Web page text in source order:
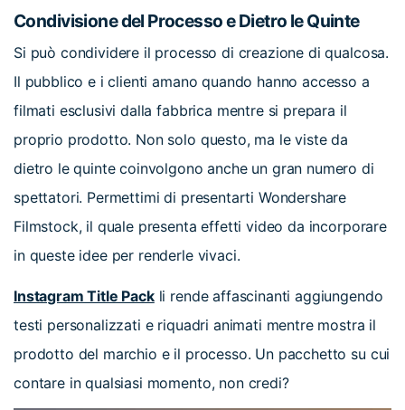
Condivisione del Processo e Dietro le Quinte
Si può condividere il processo di creazione di qualcosa.
Il pubblico e i clienti amano quando hanno accesso a
filmati esclusivi dalla fabbrica mentre si prepara il
proprio prodotto. Non solo questo, ma le viste da
dietro le quinte coinvolgono anche un gran numero di
spettatori. Permettimi di presentarti Wondershare
Filmstock, il quale presenta effetti video da incorporare
in queste idee per renderle vivaci.
Instagram Title Packli rende affascinanti aggiungendo
testi personalizzati e riquadri animati mentre mostra il
prodotto del marchio e il processo. Un pacchetto su cui
contare in qualsiasi momento, non credi?